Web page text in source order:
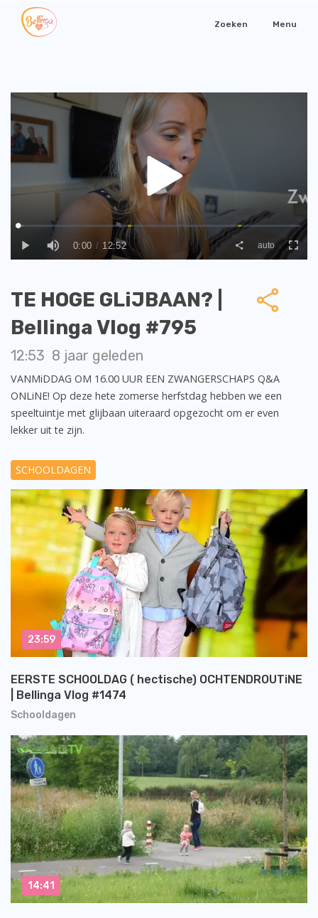
Zoeken Menu
TE HOGE GLiJBAAN? |
Bellinga Vlog #795
12:53 8 jaar geleden
VANMiDDAG OM 16.00 UUR EEN ZWANGERSCHAPS Q&A
ONLiNE! Op deze hete zomerse herfstdag hebben we een
speeltuintje met glijbaan uiteraard opgezocht om er even
lekker uit te zijn.
SCHOOLDAGEN
Schooldagen
EERSTE SCHOOLDAG ( hectische) OCHTENDROUTiNE
| Bellinga Vlog #1474
23:59
14:41